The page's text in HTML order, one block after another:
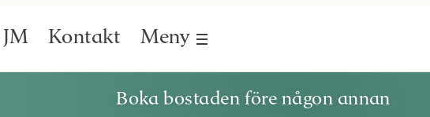
Kontakt Meny
Boka bostaden före någon annan